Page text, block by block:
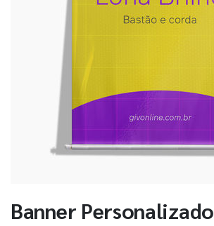
Banner Personalizado